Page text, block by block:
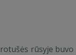
rūsyje